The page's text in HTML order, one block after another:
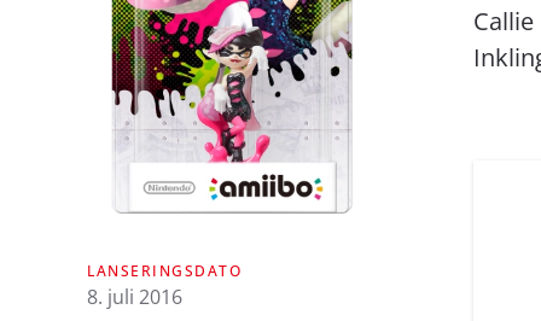
LANSERINGSDATO
8. juli 2016